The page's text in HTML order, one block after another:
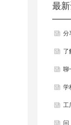
最新
分
趋
了
样
聊
法
学
差
工
问